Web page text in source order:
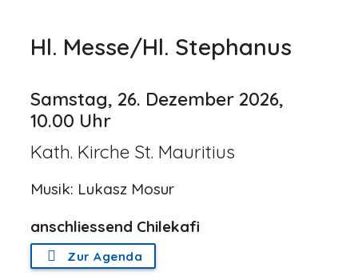
Hl. Messe/Hl. Stephanus
Samstag, 26. Dezember 2026,
10.00 Uhr
Kath. Kirche St. Mauritius
Musik: Lukasz Mosur
anschliessend Chilekafi
Zur Agenda